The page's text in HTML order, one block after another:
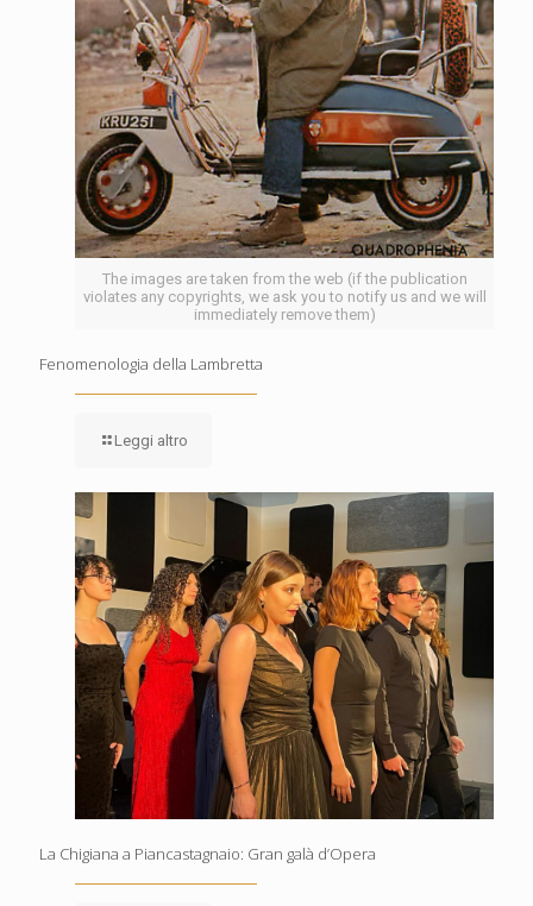
The images are taken from the web (if the publication
violates any copyrights, we ask you to notify us and we will
immediately remove them)
Fenomenologia della Lambretta
Leggi altro
La Chigiana a Piancastagnaio: Gran galà d’Opera